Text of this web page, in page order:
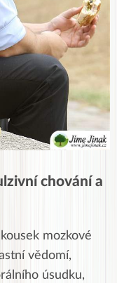
chování a
mozkové
vědomí,
úsudku,